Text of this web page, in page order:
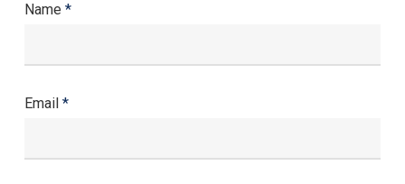
Name *
Email *